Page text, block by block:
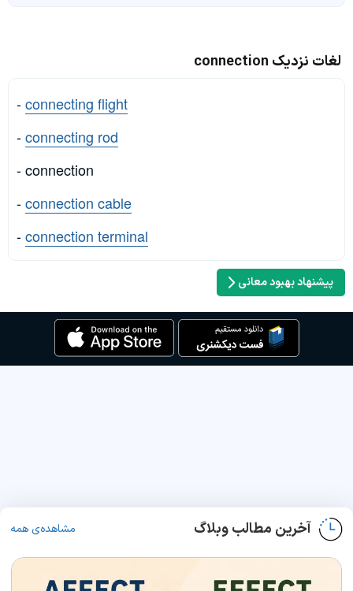
لغات نزدیک connection
-connecting flight
-connecting rod
- connection
-connection cable
-connection terminal
پیشنهاد بهبود معانی
آخرین مطالب وبلاگ مشاهده‌ی همه